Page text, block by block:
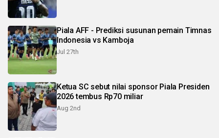
Piala AFF - Prediksi susunan pemain Timnas
Indonesia vs Kamboja
Jul 27th
Ketua SC sebut nilai sponsor Piala Presiden
2026 tembus Rp70 miliar
Aug 2nd